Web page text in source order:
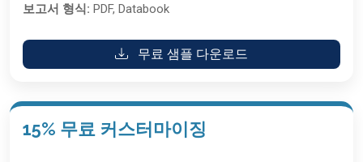
보고서 형식: PDF, Databook
무료 샘플 다운로드
15% 무료 커스터마이징